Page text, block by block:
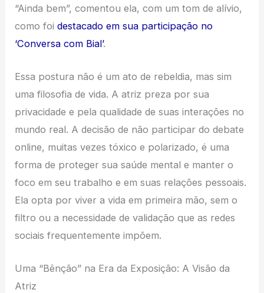
“Ainda bem”, comentou ela, com um tom de alívio,
como foidestacado em sua participação no
‘Conversa com Bial’.
Essa postura não é um ato de rebeldia, mas sim
uma filosofia de vida. A atriz preza por sua
privacidade e pela qualidade de suas interações no
mundo real. A decisão de não participar do debate
online, muitas vezes tóxico e polarizado, é uma
forma de proteger sua saúde mental e manter o
foco em seu trabalho e em suas relações pessoais.
Ela opta por viver a vida em primeira mão, sem o
filtro ou a necessidade de validação que as redes
sociais frequentemente impõem.
Uma “Bênção” na Era da Exposição: A Visão da
Atriz